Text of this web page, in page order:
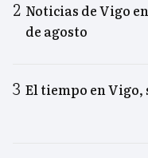
Noticias de Vigo
de agosto
El tiempo en Vigo,